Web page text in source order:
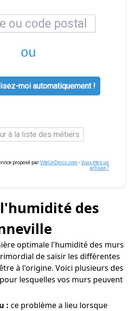
ou
moi automatiquement !
à la liste des métiers
proposé parViteUnDevis.com -Vous êtes un
artisan ?
l'humidité des
optimale l'humidité des murs
de saisir les différentes
à l'origine. Voici plusieurs des
lesquelles vos murs peuvent
: ce problème a lieu lorsque